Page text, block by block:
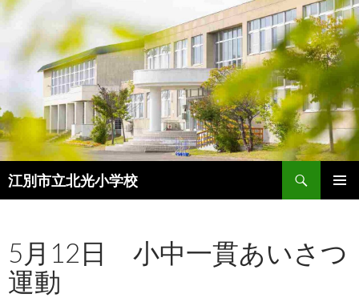
江別市立北光小学校
索
ン
ツ
へ
ス
5月12日 小中一貫あいさつ
運動